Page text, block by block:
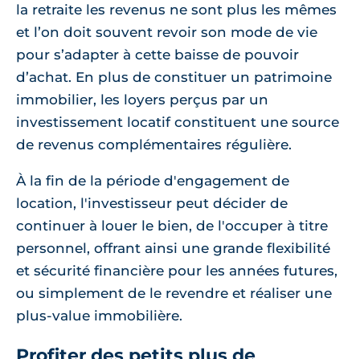
la retraite les revenus ne sont plus les mêmes
et l’on doit souvent revoir son mode de vie
pour s’adapter à cette baisse de pouvoir
d’achat. En plus de constituer un patrimoine
immobilier, les loyers perçus par un
investissement locatif constituent une source
de revenus complémentaires régulière.
À la fin de la période d'engagement de
location, l'investisseur peut décider de
continuer à louer le bien, de l'occuper à titre
personnel, offrant ainsi une grande flexibilité
et sécurité financière pour les années futures,
ou simplement de le revendre et réaliser une
plus-value immobilière.